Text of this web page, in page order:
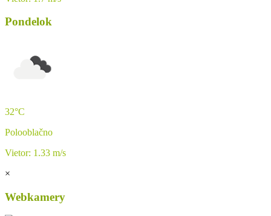
Pondelok
32°C
Polooblačno
Vietor: 1.33 m/s
×
Webkamery